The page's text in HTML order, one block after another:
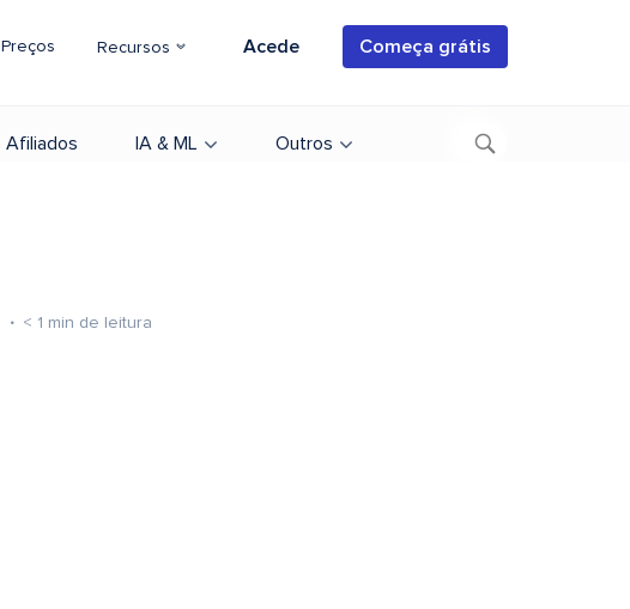
Preços Recursos Acede Começa grátis
Afiliados IA & ML Outros
< 1 min de leitura